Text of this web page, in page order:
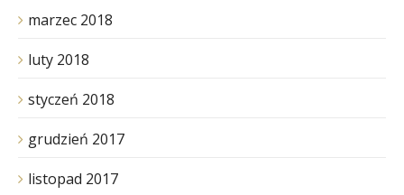
marzec 2018
luty 2018
styczeń 2018
grudzień 2017
listopad 2017